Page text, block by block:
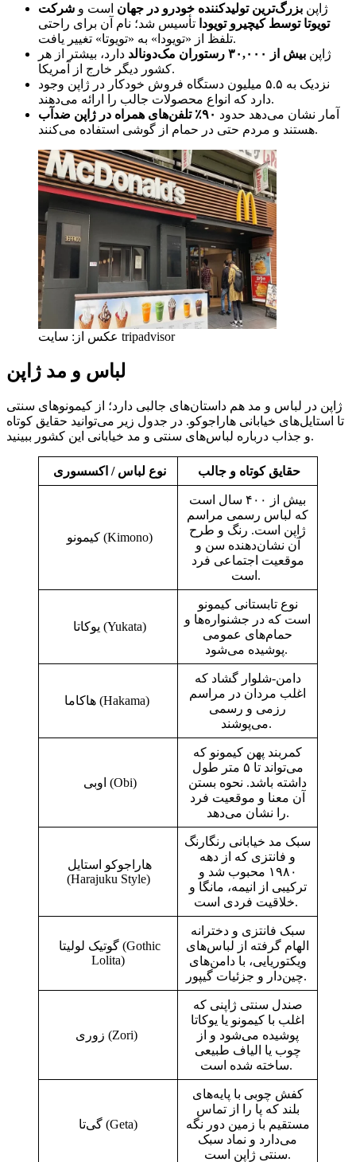
ژاپن بزرگ‌ترین تولیدکننده خودرو در جهان است و شرکت
تویوتا توسط کیچیرو تویودا تأسیس شد؛ نام آن برای راحتی
تلفظ از «تویودا» به «تویوتا» تغییر یافت.
ژاپن بیش از ۳۰,۰۰۰ رستوران مک‌دونالد
دارد، بیشتر از هر
کشور دیگر خارج از آمریکا.
نزدیک به ۵.۵ میلیون دستگاه فروش خودکار در ژاپن وجود
دارد که انواع محصولات جالب را ارائه می‌دهند.
آمار نشان می‌دهد حدود ۹۰٪ تلفن‌های همراه در ژاپن ضدآب
هستند و مردم حتی در حمام از گوشی استفاده می‌کنند.
عکس از: سایت tripadvisor
لباس و مد ژاپن
ژاپن در لباس و مد هم داستان‌های جالبی دارد؛ از کیمونوهای سنتی
تا استایل‌های خیابانی هاراجوکو. در جدول زیر می‌توانید حقایق کوتاه
و جذاب درباره لباس‌های سنتی و مد خیابانی این کشور ببینید.
نوع لباس / اکسسوری حقایق کوتاه و جالب
کیمونو (Kimono)
بیش از ۴۰۰ سال است
که لباس رسمی مراسم
ژاپن است. رنگ و طرح
آن نشان‌دهنده سن و
موقعیت اجتماعی فرد
است.
یوکاتا (Yukata)
نوع تابستانی کیمونو
است که در جشنواره‌ها و
حمام‌های عمومی
پوشیده می‌شود.
هاکاما (Hakama)
دامن-شلوار گشاد که
اغلب مردان در مراسم
رزمی و رسمی
می‌پوشند.
اوبی (Obi)
کمربند پهن کیمونو که
می‌تواند تا ۵ متر طول
داشته باشد. نحوه بستن
آن معنا و موقعیت فرد
را نشان می‌دهد.
(Harajuku Style)
سبک مد خیابانی رنگارنگ
و فانتزی که از دهه
۱۹۸۰ محبوب شد و
ترکیبی از انیمه، مانگا و
خلاقیت فردی است.
Lolita)
سبک فانتزی و دخترانه
الهام گرفته از لباس‌های
ویکتوریایی، با دامن‌های
چین‌دار و جزئیات گیپور.
زوری (Zori)
صندل سنتی ژاپنی که
اغلب با کیمونو یا یوکاتا
پوشیده می‌شود و از
چوب یا الیاف طبیعی
ساخته شده است.
گی‌تا (Geta)
کفش چوبی با پایه‌های
بلند که پا را از تماس
مستقیم با زمین دور نگه
می‌دارد و نماد سبک
سنتی ژاپن است.